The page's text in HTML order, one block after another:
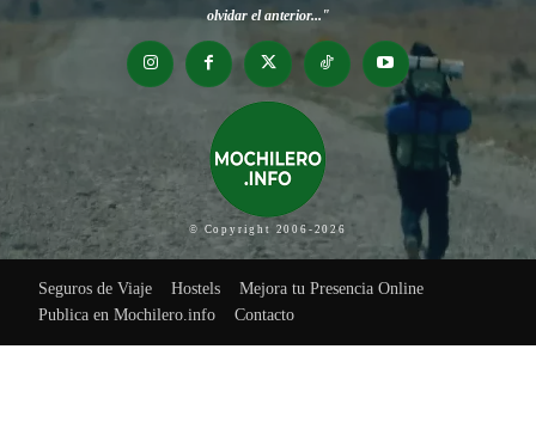
olvidar el anterior..."
© Copyright 2006-2026
Seguros de Viaje Hostels
Mejora tu Presencia Online
Publica en Mochilero.info
Contacto